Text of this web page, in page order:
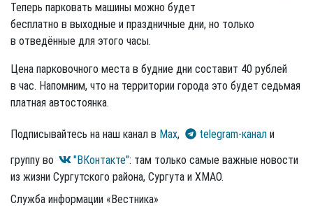
Теперь парковать машины можно будет
бесплатно в выходные и праздничные дни, но только
в отведённые для этого часы.
Цена парковочного места в будние дни составит 40 рублей
в час. Напомним, что на территории города это будет седьмая
платная автостоянка.
Подписывайтесь на наш канал в Max, telegram-канал и
группу во
"ВКонтакте": там только самые важные новости
из жизни Сургутского района, Сургута и ХМАО.
Служба информации «Вестника»